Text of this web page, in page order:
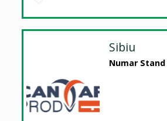
Sibiu
Numar Stand